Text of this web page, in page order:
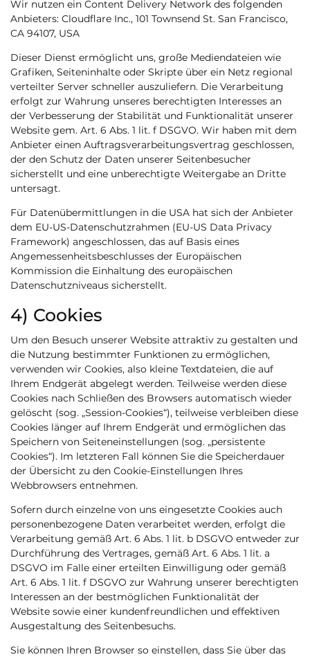
Wir nutzen ein Content Delivery Network des folgenden
Anbieters: Cloudflare Inc., 101 Townsend St. San Francisco,
CA 94107, USA
Dieser Dienst ermöglicht uns, große Mediendateien wie
Grafiken, Seiteninhalte oder Skripte über ein Netz regional
verteilter Server schneller auszuliefern. Die Verarbeitung
erfolgt zur Wahrung unseres berechtigten Interesses an
der Verbesserung der Stabilität und Funktionalität unserer
Website gem. Art. 6 Abs. 1 lit. f DSGVO. Wir haben mit dem
Anbieter einen Auftragsverarbeitungsvertrag geschlossen,
der den Schutz der Daten unserer Seitenbesucher
sicherstellt und eine unberechtigte Weitergabe an Dritte
untersagt.
Für Datenübermittlungen in die USA hat sich der Anbieter
dem EU-US-Datenschutzrahmen (EU-US Data Privacy
Framework) angeschlossen, das auf Basis eines
Angemessenheitsbeschlusses der Europäischen
Kommission die Einhaltung des europäischen
Datenschutzniveaus sicherstellt.
4) Cookies
Um den Besuch unserer Website attraktiv zu gestalten und
die Nutzung bestimmter Funktionen zu ermöglichen,
verwenden wir Cookies, also kleine Textdateien, die auf
Ihrem Endgerät abgelegt werden. Teilweise werden diese
Cookies nach Schließen des Browsers automatisch wieder
gelöscht (sog. „Session-Cookies“), teilweise verbleiben diese
Cookies länger auf Ihrem Endgerät und ermöglichen das
Speichern von Seiteneinstellungen (sog. „persistente
Cookies“). Im letzteren Fall können Sie die Speicherdauer
der Übersicht zu den Cookie-Einstellungen Ihres
Webbrowsers entnehmen.
Sofern durch einzelne von uns eingesetzte Cookies auch
personenbezogene Daten verarbeitet werden, erfolgt die
Verarbeitung gemäß Art. 6 Abs. 1 lit. b DSGVO entweder zur
Durchführung des Vertrages, gemäß Art. 6 Abs. 1 lit. a
DSGVO im Falle einer erteilten Einwilligung oder gemäß
Art. 6 Abs. 1 lit. f DSGVO zur Wahrung unserer berechtigten
Interessen an der bestmöglichen Funktionalität der
Website sowie einer kundenfreundlichen und effektiven
Ausgestaltung des Seitenbesuchs.
Sie können Ihren Browser so einstellen, dass Sie über das